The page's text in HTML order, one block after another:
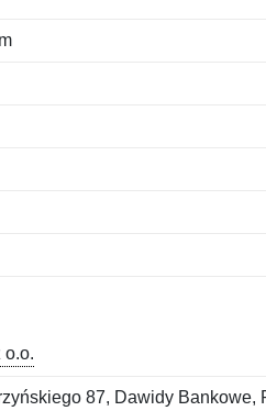
o.o.
87, Dawidy Bankowe,